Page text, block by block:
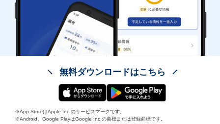
無料ダウンロードはこちら
※App StoreはApple Inc.のサービスマークです。
※Android、Google PlayはGoogle Inc.の商標または登録商標です。